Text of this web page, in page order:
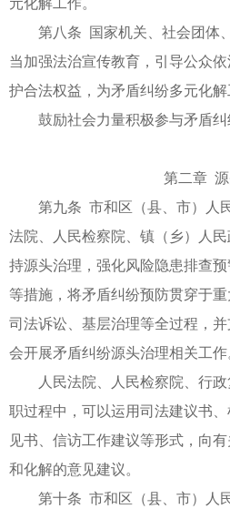
元化解工作。
第八条 国家机关、社会团体
当加强法治宣传教育，引导公众
护合法权益，为矛盾纠纷多元化解
鼓励社会力量积极参与矛盾纠
第二章
第九条 市和区（县、市）人
法院、人民检察院、镇（乡）人
持源头治理，强化风险隐患排查
等措施，将矛盾纠纷预防贯穿于重
司法诉讼、基层治理等全过程，
会开展矛盾纠纷源头治理相关工作
人民法院、人民检察院、行
职过程中，可以运用司法建议书
见书、信访工作建议等形式，向
和化解的意见建议。
第十条 市和区（县、市）人